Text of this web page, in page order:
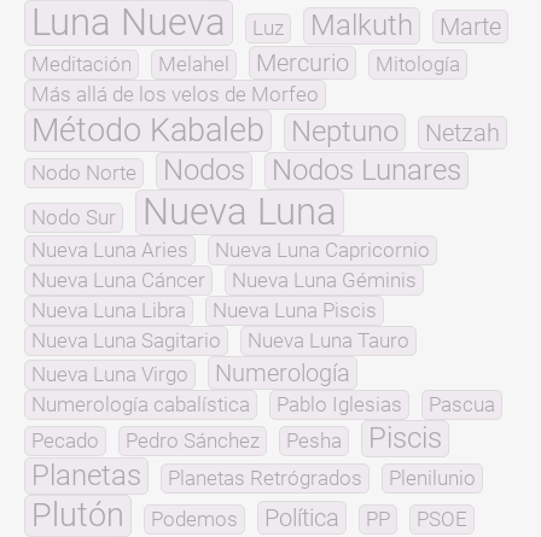
Luna Nueva Luz Malkuth Marte
Meditación Melahel Mercurio
Mitología
Más allá de los velos de Morfeo
Método Kabaleb Neptuno Netzah
Nodo Norte Nodos Nodos Lunares
Nodo Sur Nueva Luna
Nueva Luna Aries
Nueva Luna Capricornio
Nueva Luna Cáncer
Nueva Luna Géminis
Nueva Luna Libra
Nueva Luna Piscis
Nueva Luna Sagitario
Nueva Luna Tauro
Nueva Luna Virgo
Numerología
Numerología cabalística Pablo Iglesias
Pascua
Pecado
Pedro Sánchez Pesha
Piscis
Planetas
Planetas Retrógrados Plenilunio
Plutón Podemos Política PP
PSOE